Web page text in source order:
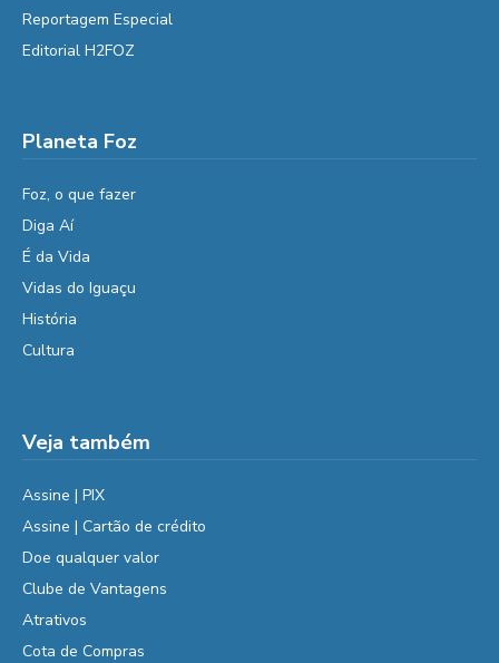
Reportagem Especial
Editorial H2FOZ
Planeta Foz
Foz, o que fazer
Diga Aí
É da Vida
Vidas do Iguaçu
História
Cultura
Veja também
Assine | PIX
Assine | Cartão de crédito
Doe qualquer valor
Clube de Vantagens
Atrativos
Cota de Compras